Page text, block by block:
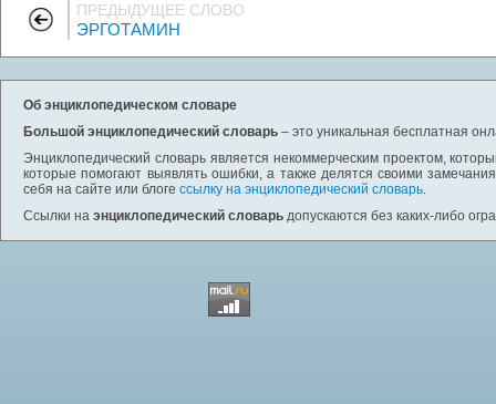
ПРЕДЫДУЩЕЕ СЛОВО
ЭРГОТАМИН
Об энциклопедическом словаре
Большой энциклопедический словарь – это уникальная бесплатная
Энциклопедический словарь является некоммерческим проектом,
которые помогают выявлять ошибки, а также делятся своими
себя на сайте или блоге ссылку на энциклопедический словарь.
Ссылки на энциклопедический словарь допускаются без каких-либо